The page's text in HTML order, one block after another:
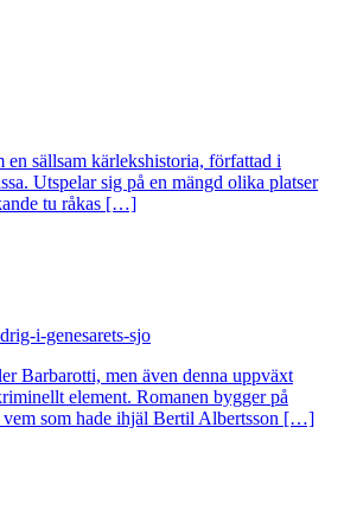
sällsam kärlekshistoria, författad i
Utspelar sig på en mängd olika platser
tu råkas […]
Barbarotti, men även denna uppväxt
element. Romanen bygger på
vem som hade ihjäl Bertil Albertsson […]